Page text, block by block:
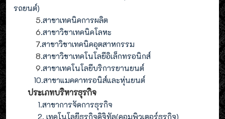
รถยนต์)
5.สาขาเทคนิคการผลิต
6.สาขาวิชาเทคนิคโลหะ
7.สาขาวิชาเทคนิคอุตสาหกรรม
8.สาขาวิชาเทคโนโลยีอิเล็กทรอนิกส์
9.สาขาเทคโนโลยีบริการยานยนต์
10.สาขาแมคคาทรอนิส์และหุ่นยนต์
ประเภทบริหารธุรกิจ
1.สาขาการจัดการธุรกิจ
2. เทคโนโลยีธุรกิจดิจิทัล(คอมพิวเตอร์ธุรกิจ)